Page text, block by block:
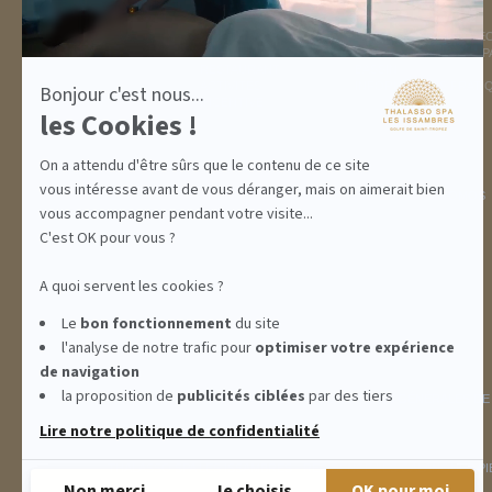
Bonjour c'est nous...
les Cookies !
On a attendu d'être sûrs que le contenu de ce site
vous intéresse avant de vous déranger, mais on aimerait bien
vous accompagner pendant votre visite...
C'est OK pour vous ?
A quoi servent les cookies ?
Le bon fonctionnement du site
l'analyse de notre trafic pour optimiservotre expérience
de navigation
la proposition de publicités ciblées par des tiers
Lire notre politique de confidentialité
DESTINATION
GOLFE DE ST TROPEZ
HÉBERGEMENTS
INCENTIVE
THALASSO SPA
LA THALASSO EN
CENTRE THALASSO
INFORMATIONS
ABONNEMENTS IDÉES CADEAUX PROMOS
INFORMATIONS CONDITIONS GÉNÉRALES
THALASSO SPA LES ISSAMBRES - RÉSIDENCE LES CALANQUES